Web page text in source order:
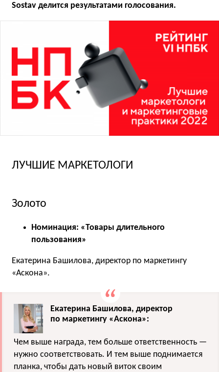
Sostav делится результатами голосования.
ЛУЧШИЕ МАРКЕТОЛОГИ
Золото
Номинация: «Товары длительного
пользования»
Екатерина Башилова, директор по маркетингу
«Аскона».
Екатерина Башилова, директор
по маркетингу «Аскона»:
Чем выше награда, тем больше ответственность —
нужно соответствовать. И тем выше поднимается
планка, чтобы дать новый виток своим